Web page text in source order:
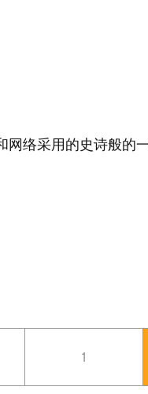
网络采用的史诗般的
1